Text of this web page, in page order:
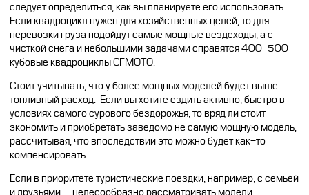
следует определиться, как вы планируете его использовать.
Если квадроцикл нужен для хозяйственных целей, то для
перевозки груза подойдут самые мощные вездеходы, а с
чисткой снега и небольшими задачами справятся 400-500-
кубовые квадроциклы CFMOTO.
Стоит учитывать, что у более мощных моделей будет выше
топливный расход. Если вы хотите ездить активно, быстро в
условиях самого сурового бездорожья, то вряд ли стоит
экономить и приобретать заведомо не самую мощную модель,
рассчитывая, что впоследствии это можно будет как-то
компенсировать.
Если в приоритете туристические поездки, например, с семьёй
и друзьями — целесообразно рассматривать модели